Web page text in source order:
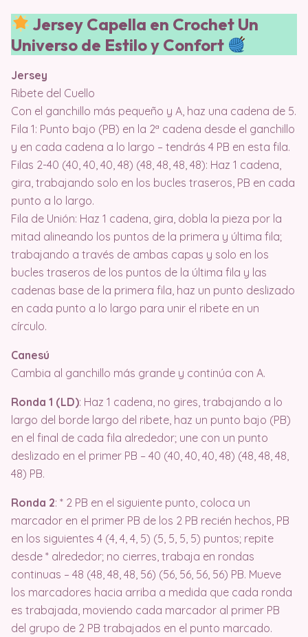
Jersey Capella en Crochet Un
Universo de Estilo y Confort
Jersey
Ribete del Cuello
Con el ganchillo más pequeño y A, haz una cadena de 5.
Fila 1: Punto bajo (PB) en la 2ª cadena desde el ganchillo
y en cada cadena a lo largo – tendrás 4 PB en esta fila.
Filas 2-40 (40, 40, 40, 48) (48, 48, 48, 48): Haz 1 cadena,
gira, trabajando solo en los bucles traseros, PB en cada
punto a lo largo.
Fila de Unión: Haz 1 cadena, gira, dobla la pieza por la
mitad alineando los puntos de la primera y última fila;
trabajando a través de ambas capas y solo en los
bucles traseros de los puntos de la última fila y las
cadenas base de la primera fila, haz un punto deslizado
en cada punto a lo largo para unir el ribete en un
círculo.
Canesú
Cambia al ganchillo más grande y continúa con A.
Ronda 1 (LD): Haz 1 cadena, no gires, trabajando a lo
largo del borde largo del ribete, haz un punto bajo (PB)
en el final de cada fila alrededor; une con un punto
deslizado en el primer PB – 40 (40, 40, 40, 48) (48, 48, 48,
48) PB.
Ronda 2: * 2 PB en el siguiente punto, coloca un
marcador en el primer PB de los 2 PB recién hechos, PB
en los siguientes 4 (4, 4, 4, 5) (5, 5, 5, 5) puntos; repite
desde * alrededor; no cierres, trabaja en rondas
continuas – 48 (48, 48, 48, 56) (56, 56, 56, 56) PB. Mueve
los marcadores hacia arriba a medida que cada ronda
es trabajada, moviendo cada marcador al primer PB
del grupo de 2 PB trabajados en el punto marcado.